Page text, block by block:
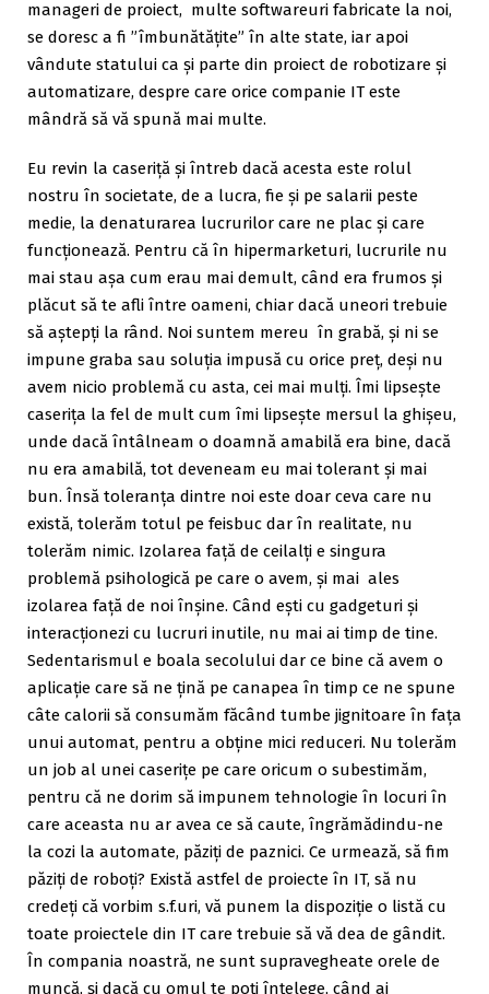
manageri de proiect, multe softwareuri fabricate la noi,
se doresc a fi ”îmbunătățite” în alte state, iar apoi
vândute statului ca și parte din proiect de robotizare și
automatizare, despre care orice companie IT este
mândră să vă spună mai multe.
Eu revin la caseriță și întreb dacă acesta este rolul
nostru în societate, de a lucra, fie și pe salarii peste
medie, la denaturarea lucrurilor care ne plac și care
funcționează. Pentru că în hipermarketuri, lucrurile nu
mai stau așa cum erau mai demult, când era frumos și
plăcut să te afli între oameni, chiar dacă uneori trebuie
să aștepți la rând. Noi suntem mereu în grabă, și ni se
impune graba sau soluția impusă cu orice preț, deși nu
avem nicio problemă cu asta, cei mai mulți. Îmi lipsește
caserița la fel de mult cum îmi lipsește mersul la ghișeu,
unde dacă întâlneam o doamnă amabilă era bine, dacă
nu era amabilă, tot deveneam eu mai tolerant și mai
bun. Însă toleranța dintre noi este doar ceva care nu
există, tolerăm totul pe feisbuc dar în realitate, nu
tolerăm nimic. Izolarea față de ceilalți e singura
problemă psihologică pe care o avem, și mai ales
izolarea față de noi înșine. Când ești cu gadgeturi și
interacționezi cu lucruri inutile, nu mai ai timp de tine.
Sedentarismul e boala secolului dar ce bine că avem o
aplicație care să ne țină pe canapea în timp ce ne spune
câte calorii să consumăm făcând tumbe jignitoare în fața
unui automat, pentru a obține mici reduceri. Nu tolerăm
un job al unei caserițe pe care oricum o subestimăm,
pentru că ne dorim să impunem tehnologie în locuri în
care aceasta nu ar avea ce să caute, îngrămădindu-ne
la cozi la automate, păziți de paznici. Ce urmează, să fim
păziți de roboți? Există astfel de proiecte în IT, să nu
credeți că vorbim s.f.uri, vă punem la dispoziție o listă cu
toate proiectele din IT care trebuie să vă dea de gândit.
În compania noastră, ne sunt supravegheate orele de
muncă, și dacă cu omul te poți înțelege, când ai